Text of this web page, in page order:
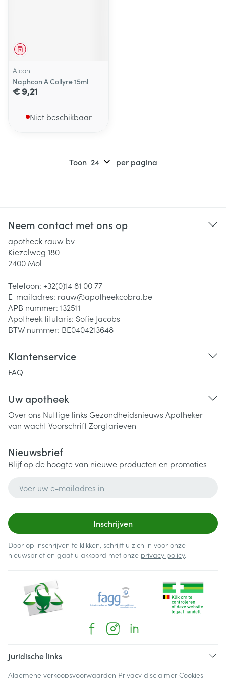
Geneesmiddel
Alcon
Naphcon A Collyre 15ml
€ 9,21
Niet beschikbaar
Toon per pagina
Neem contact met ons op
apotheek rauw bv
Kiezelweg 180
2400 Mol
Telefoon: +32(0)14 81 00 77
E-mailadres: rauw@apotheekcobra.be
APB nummer: 132511
Apotheek titularis: Sofie Jacobs
BTW nummer: BE0404213648
Klantenservice
FAQ
Uw apotheek
Over ons Nuttige links Gezondheidsnieuws Apotheker
van wachtVoorschriftZorgtarieven
Nieuwsbrief
Blijf op de hoogte van nieuwe producten en promoties
Inschrijven
Door op inschrijven te klikken, schrijft u zich in voor onze
nieuwsbrief en gaat u akkoord met onze privacy policy.
Juridische links
Algemene verkoopsvoorwaarden Privacy disclaimer Cookies